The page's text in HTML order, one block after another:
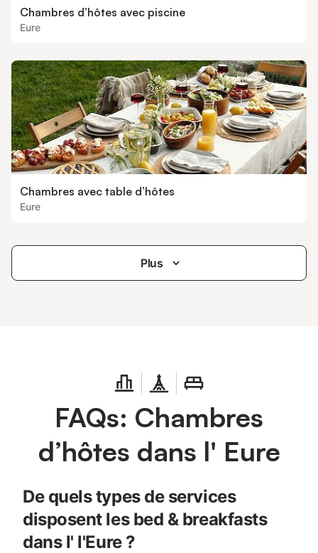
Chambres d’hôtes avec piscine
Eure
Chambres avec table d’hôtes
Eure
Plus
FAQs: Chambres
d’hôtes dans l' Eure
De quels types de services
disposent les bed & breakfasts
dans l' l'Eure ?